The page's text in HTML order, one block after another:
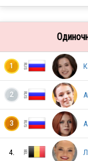
1
2
3
4.